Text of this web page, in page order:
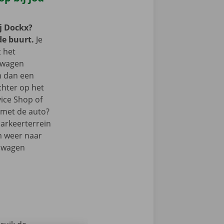
buurt. Je
het
dan een
op het
Shop of
de auto?
weer naar